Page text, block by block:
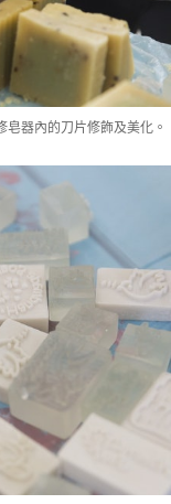
器內的刀片修飾及美化。